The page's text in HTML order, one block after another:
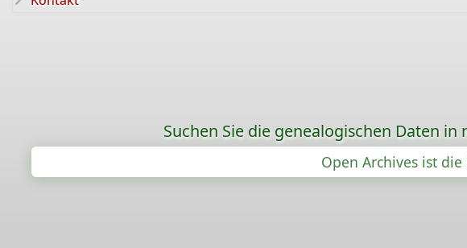
Suchen Sie die genealogischen Daten
Open Archives ist